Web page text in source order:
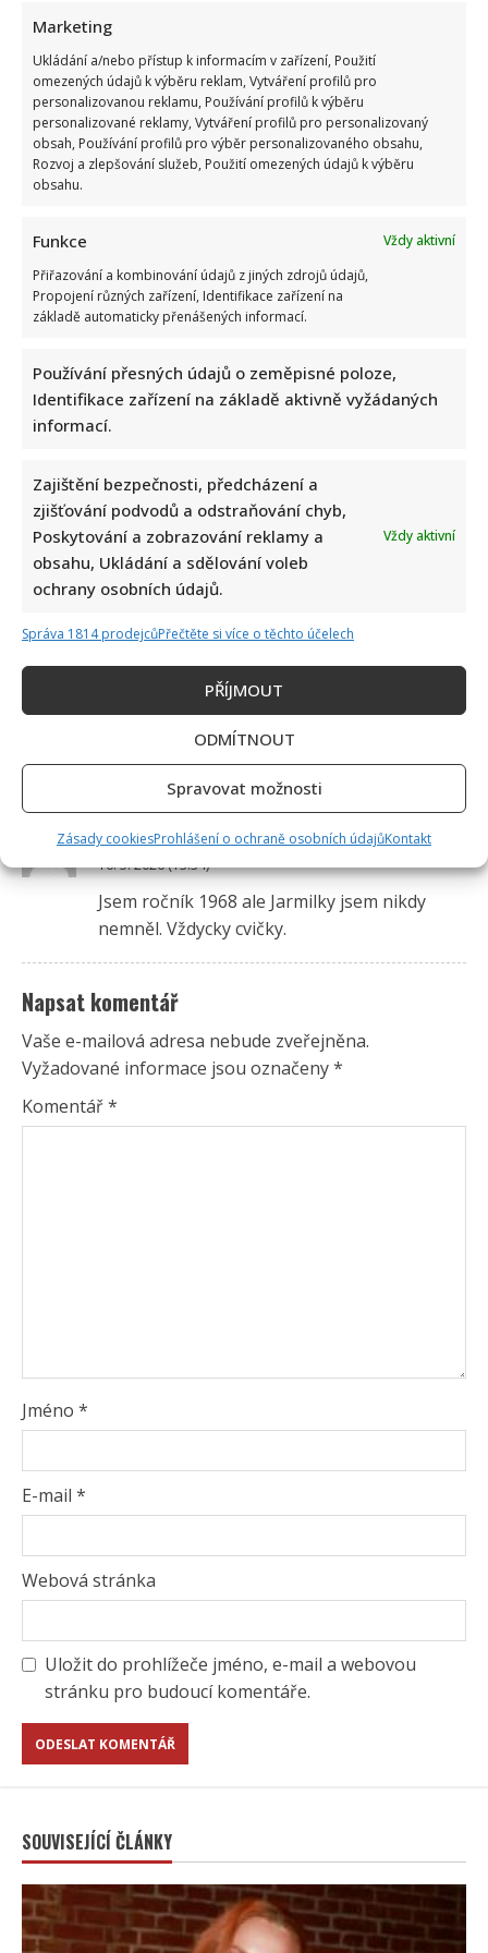
Marketing
Ukládání a/nebo přístup k informacím v zařízení, Použití
omezených údajů k výběru reklam, Vytváření profilů pro
personalizovanou reklamu, Používání profilů k výběru
personalizované reklamy, Vytváření profilů pro personalizovaný
obsah, Používání profilů pro výběr personalizovaného obsahu,
Rozvoj a zlepšování služeb, Použití omezených údajů k výběru
obsahu.
Funkce
Vždy aktivní
Přiřazování a kombinování údajů z jiných zdrojů údajů,
Propojení různých zařízení, Identifikace zařízení na
základě automaticky přenášených informací.
Používání přesných údajů o zeměpisné poloze,
Identifikace zařízení na základě aktivně vyžádaných
informací.
Zajištění bezpečnosti, předcházení a
zjišťování podvodů a odstraňování chyb,
Poskytování a zobrazování reklamy a
obsahu, Ukládání a sdělování voleb
ochrany osobních údajů.
Vždy aktivní
Správa 1814 prodejcůPřečtěte si více o těchto účelech
PŘÍJMOUT
ODMÍTNOUT
Spravovat možnosti
Zásady cookiesProhlášení o ochraně osobních údajůKontakt
1 čtenářský názor na “Retro kvíz na téma jak se
žilo před rokem 1989: Na mnohé útrapy
socialismu si vzpomenou jen pamětníci
Smolacola@seznam.cznapsal:
16. 5. 2026 (13:34)
Jsem ročník 1968 ale Jarmilky jsem nikdy
nemněl. Vždycky cvičky.
Napsat komentář
Vaše e-mailová adresa nebude zveřejněna.
Vyžadované informace jsou označeny*
Komentář*
Jméno *
E-mail *
Webová stránka
Uložit do prohlížeče jméno, e-mail a webovou
stránku pro budoucí komentáře.
SOUVISEJÍCÍ ČLÁNKY